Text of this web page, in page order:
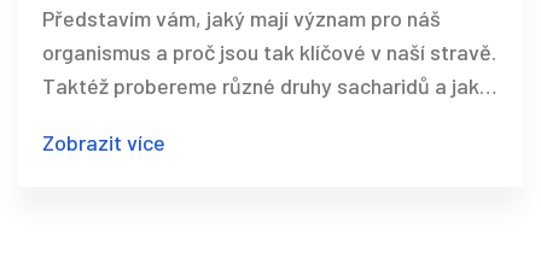
Představím vám, jaký mají význam pro náš
organismus a proč jsou tak klíčové v naší stravě.
Taktéž probereme různé druhy sacharidů a jak
článku budete mít o sacharidech jasno. Přeji vám
Zobrazit více